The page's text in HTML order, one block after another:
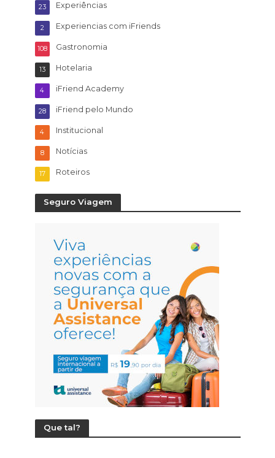
Experiências
23
Experiencias com iFriends
2
Gastronomia
108
Hotelaria
13
iFriend Academy
4
iFriend pelo Mundo
28
Institucional
4
Notícias
8
Roteiros
17
Seguro Viagem
Que tal?